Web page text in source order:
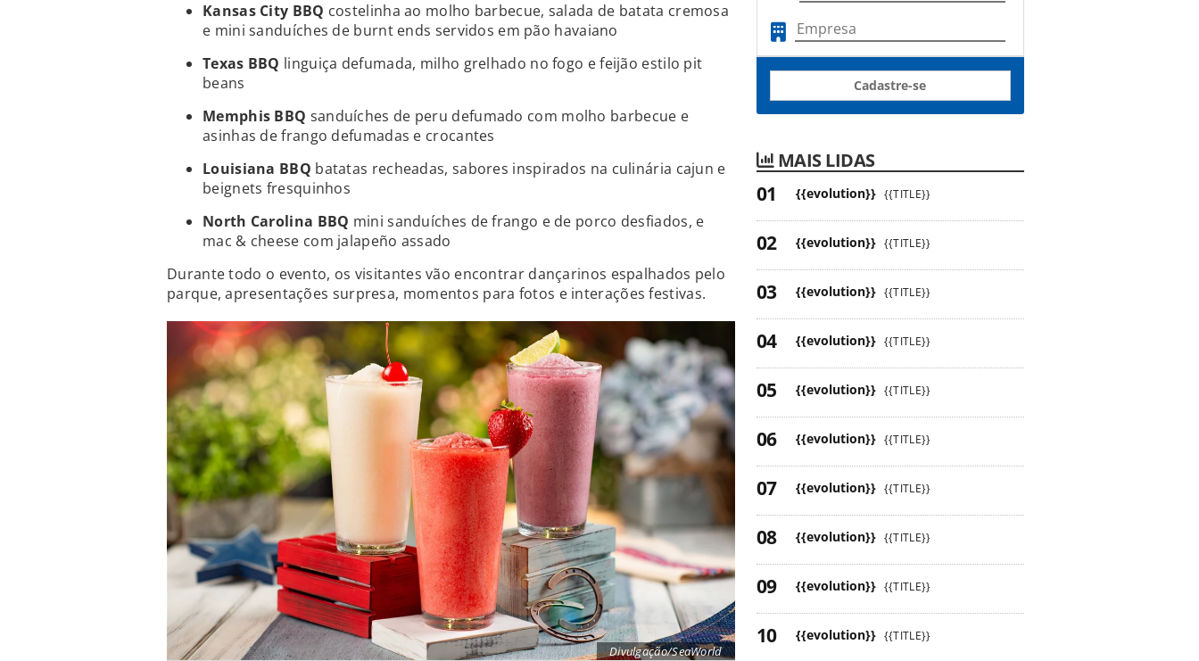
Kansas City BBQ costelinha ao molho barbecue, salada de batata cremosa
e mini sanduíches de burnt ends servidos em pão havaiano
Texas BBQ linguiça defumada, milho grelhado no fogo e feijão estilo pit
beans
Memphis BBQ sanduíches de peru defumado com molho barbecue e
asinhas de frango defumadas e crocantes
Louisiana BBQ batatas recheadas, sabores inspirados na culinária cajun e
beignets fresquinhos
North Carolina BBQ mini sanduíches de frango e de porco desfiados, e
mac & cheese com jalapeño assado
Durante todo o evento, os visitantes vão encontrar dançarinos espalhados pelo
parque, apresentações surpresa, momentos para fotos e interações festivas.
Divulgação/SeaWorld
Cadastre-se
MAIS LIDAS
{{evolution}} {{TITLE}}
{{evolution}} {{TITLE}}
{{evolution}} {{TITLE}}
{{evolution}} {{TITLE}}
{{evolution}} {{TITLE}}
{{evolution}} {{TITLE}}
{{evolution}} {{TITLE}}
{{evolution}} {{TITLE}}
{{evolution}} {{TITLE}}
{{evolution}} {{TITLE}}